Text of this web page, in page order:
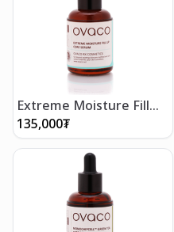
Extreme Moisture Fill
Up- Гүн чийгшүүлэх серум
50мл
135,000₮